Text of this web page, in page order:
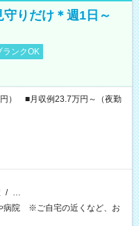
りだけ＊週1日～
ランクOK
） ■月収例23.7万円～（夜勤
/ …
病院 ※ご自宅の近くなど、お